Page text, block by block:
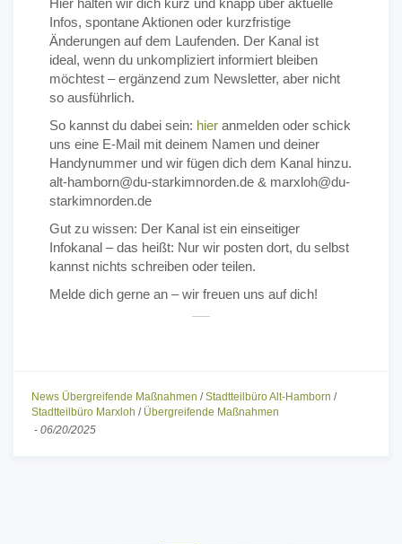
Hier halten wir dich kurz und knapp über aktuelle
Infos, spontane Aktionen oder kurzfristige
Änderungen auf dem Laufenden. Der Kanal ist
ideal, wenn du unkompliziert informiert bleiben
möchtest – ergänzend zum Newsletter, aber nicht
so ausführlich.
So kannst du dabei sein: hier anmelden oder schick
uns eine E-Mail mit deinem Namen und deiner
Handynummer und wir fügen dich dem Kanal hinzu.
alt-hamborn@du-starkimnorden.de & marxloh@du-
starkimnorden.de
Gut zu wissen: Der Kanal ist ein einseitiger
Infokanal – das heißt: Nur wir posten dort, du selbst
kannst nichts schreiben oder teilen.
Melde dich gerne an – wir freuen uns auf dich!
News Übergreifende Maßnahmen /Stadtteilbüro Alt-Hamborn /
Stadtteilbüro Marxloh / Übergreifende Maßnahmen
- 06/20/2025